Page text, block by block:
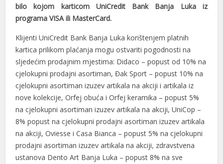
bilo kojom karticom UniCredit Bank Banja Luka iz
programa VISA ili MasterCard.
Klijenti UniCredit Bank Banja Luka korištenjem platnih
kartica prilikom plaćanja mogu ostvariti pogodnosti na
sljedećim prodajnim mjestima: Didaco – popust od 10% na
cjelokupni prodajni asortiman, Đak Sport – popust 10% na
cjelokupni asortiman izuzev artikala na akciji i artikala iz
nove kolekcije, Orfej obuća i Orfej keramika – popust 5%
na cjelokupni asortiman izuzev artikala na akciji, UniCop –
8% popust na cjelokupni prodajni asortiman izuzev artikala
na akciji, Oviesse i Casa Bianca – popust 5% na cjelokupni
prodajni asortiman izuzev artikala na akciji, zdravstvena
ustanova Dento Art Banja Luka – popust 8% na sve